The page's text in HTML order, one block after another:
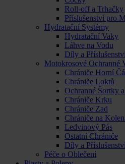
Roll-off a Trhačky
Příslušenství pro
Hydratační Systémy
Hydratační Vaky
Láhve na Vodu
Díly a
Motokrosové Ochranné
Chrániče Horní
Chrániče Loktů
Ochranné Šortky
Chrániče Krku
Chrániče Zad
Chrániče na
Ledvinový Pás
Ostatní Chrániče
Díly a
Péče o Oblečení